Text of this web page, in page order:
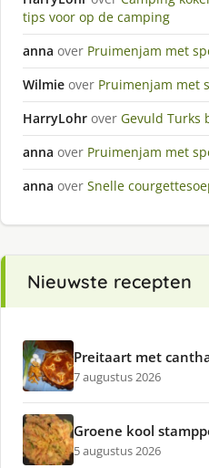
tips voor op de camping
anna over Pruimenjam met
Wilmie over Pruimenjam met
HarryLohr over Gevuld Turks
anna over Pruimenjam met
anna over Snelle
Nieuwste recepten
Preitaart met
7 augustus 2026
Groene kool
5 augustus 2026